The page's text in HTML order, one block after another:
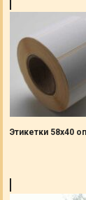
Этикетки 58х40